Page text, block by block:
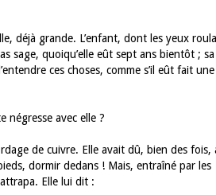
déjà grande. L’enfant, dont les yeux
sage, quoiqu’elle eût sept ans bientôt ;
ces choses, comme s’il eût fait une
négresse avec elle ?
de cuivre. Elle avait dû, bien des fois,
dormir dedans ! Mais, entraîné par les
Elle lui dit :